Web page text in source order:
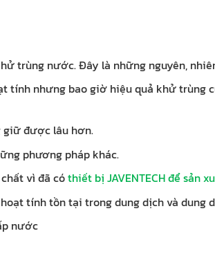
trùng nước. Đây là những nguyên,
tính nhưng bao giờ hiệu quả khử trùng
giữ được lâu hơn.
phương pháp khác.
vì đã cóthiết bị JAVENTECH để sản
tính tồn tại trong dung dịch và dung
nước